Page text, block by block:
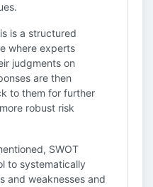
is a structured
where experts
judgments on
are then
to them for further
robust risk
SWOT
to systematically
and weaknesses and